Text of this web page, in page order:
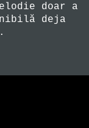
doar a
deja